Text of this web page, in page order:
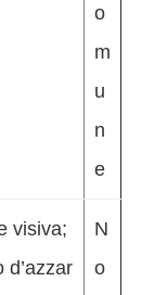
o
m
u
n
e
visiva;
N
o